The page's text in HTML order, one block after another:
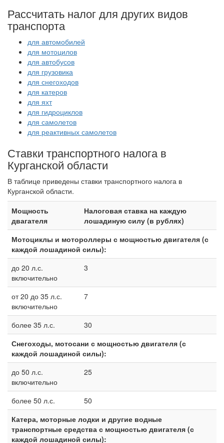
Рассчитать налог для других видов
транспорта
для автомобилей
для мотоцилов
для автобусов
для грузовика
для снегоходов
для катеров
для яхт
для гидроциклов
для самолетов
для реактивных самолетов
Ставки транспортного налога в
Курганской области
В таблице приведены ставки транспортного налога в
Курганской области.
Мощность
двагателя
Налоговая ставка на каждую
лошадиную силу (в рублях)
Мотоциклы и мотороллеры с мощностью двигателя (с
каждой лошадиной силы):
до 20 л.с.
включительно
3
от 20 до 35 л.с.
включительно
7
более 35 л.с.
30
Снегоходы, мотосани с мощностью двигателя (с
каждой лошадиной силы):
до 50 л.с.
включительно
25
более 50 л.с.
50
Катера, моторные лодки и другие водные
транспортные средства с мощностью двигателя (с
каждой лошадиной силы):